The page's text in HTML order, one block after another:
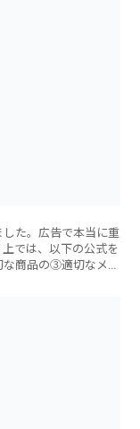
た。広告で本当に重
では、以下の公式を
商品の③適切なメッ